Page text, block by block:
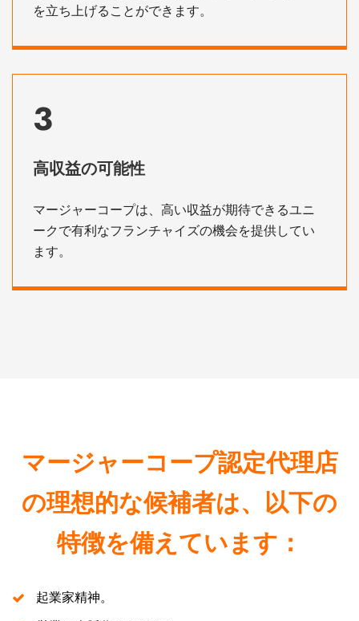
を立ち上げることができます。
3
高収益の可能性
マージャーコープは、高い収益が期待できるユニ
ークで有利なフランチャイズの機会を提供してい
ます。
マージャーコープ認定代理店
の理想的な候補者は、以下の
特徴を備えています：
起業家精神。